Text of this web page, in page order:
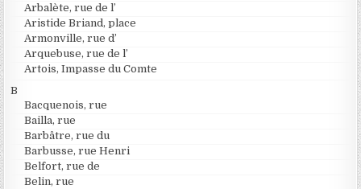
Arbalète, rue de l’
Aristide Briand, place
Armonville, rue d’
Arquebuse, rue de l’
Artois, Impasse du Comte
B
Bacquenois, rue
Bailla, rue
Barbâtre, rue du
Barbusse, rue Henri
Belfort, rue de
Belin, rue